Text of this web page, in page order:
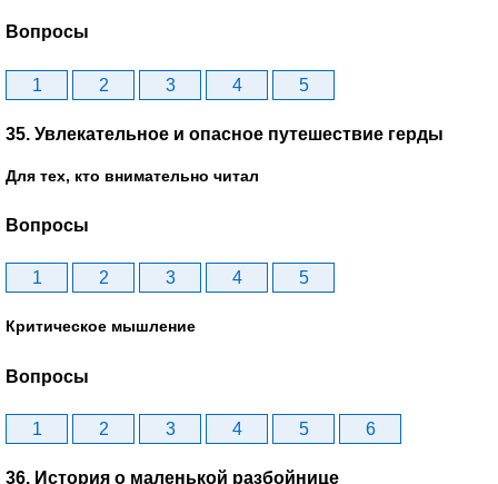
Вопросы
1 2 3 4 5
35. Увлекательное и опасное путешествие герды
Для тех, кто внимательно читал
Вопросы
1 2 3 4 5
Критическое мышление
Вопросы
1 2 3 4 5 6
36. История о маленькой разбойнице